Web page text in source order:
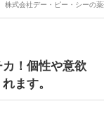
株式会社デー・ピー・シーの
！個性や意欲
ます。